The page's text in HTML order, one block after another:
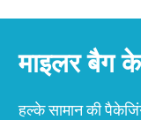
माइलर बैग
हल्के सामान की